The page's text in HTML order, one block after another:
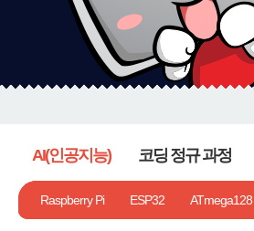
AI(인공지능)
Chat GPT AI 툴 일반 AI 그래픽 활
코딩 정규 과정
1단계 컴퓨터는 나의 친구! 2단계 뭘
Raspberry Pi ESP32 ATmega128
기타